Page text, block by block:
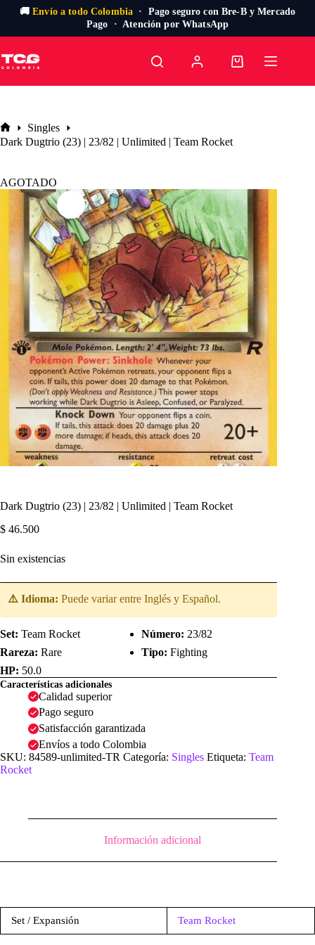
🚚Envío a todo Colombia · Pago seguro con Bre-B y Mercado
Pago · Atención por WhatsApp
al
contenido
Carro
Inicio
Singles
Dark Dugtrio (23) | 23/82 | Unlimited | Team Rocket
AGOTADO
Dark Dugtrio (23) | 23/82 | Unlimited | Team Rocket
$ 46.500
Sin existencias
⚠️ Idioma: Puede variar entre Inglés y Español.
Set: Team Rocket Número: 23/82
Rareza: Rare Tipo: Fighting
HP: 50.0
Características adicionales
Calidad superior
Pago seguro
Satisfacción garantizada
Envíos a todo Colombia
SKU: 84589-unlimited-TR Categoría: Singles Etiqueta: Team
Rocket
Información adicional
Set / Expansión Team Rocket